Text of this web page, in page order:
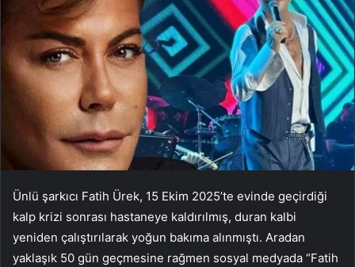
Ünlü şarkıcı Fatih Ürek, 15 Ekim 2025’te evinde geçirdiği
kalp krizi sonrası hastaneye kaldırılmış, duran kalbi
yeniden çalıştırılarak yoğun bakıma alınmıştı. Aradan
yaklaşık 50 gün geçmesine rağmen sosyal medyada “Fatih